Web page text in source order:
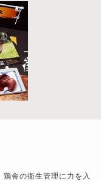
舎の衛生管理に力を入